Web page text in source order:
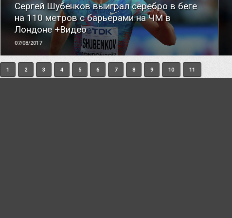
Сергей Шубенков выиграл серебро в беге
на 110 метров с барьерами на ЧМ в
Лондоне +Видео
07/08/2017
1 2 3 4 5 6 7 8 9 10 11